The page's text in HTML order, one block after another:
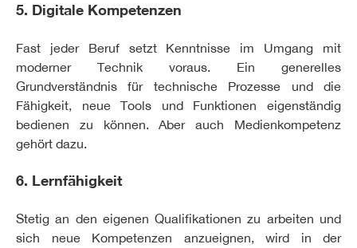
5. Digitale Kompetenzen
Fast jeder Beruf setzt Kenntnisse im Umgang mit
moderner Technik voraus. Ein generelles
Grundverständnis für technische Prozesse und die
Fähigkeit, neue Tools und Funktionen eigenständig
bedienen zu können. Aber auch Medienkompetenz
gehört dazu.
6. Lernfähigkeit
Stetig an den eigenen Qualifikationen zu arbeiten und
sich neue Kompetenzen anzueignen, wird in der